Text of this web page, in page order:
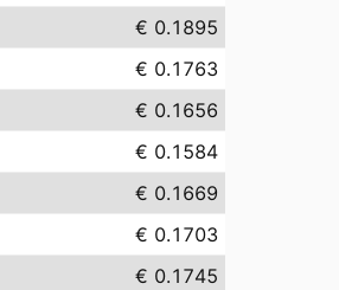
€ 0.1895
€ 0.1763
€ 0.1656
€ 0.1584
€ 0.1669
€ 0.1703
€ 0.1745